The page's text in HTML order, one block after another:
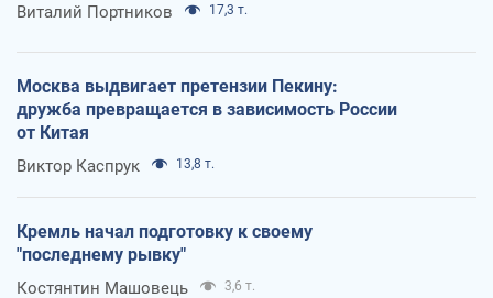
Виталий Портников 17,3 т.
Москва выдвигает претензии Пекину:
дружба превращается в зависимость России
от Китая
Виктор Каспрук 13,8 т.
Кремль начал подготовку к своему
"последнему рывку"
Костянтин Машовець 3,6 т.